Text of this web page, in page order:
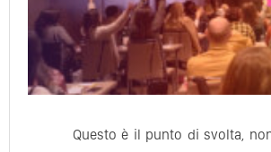
Questo è il punto di svolta,